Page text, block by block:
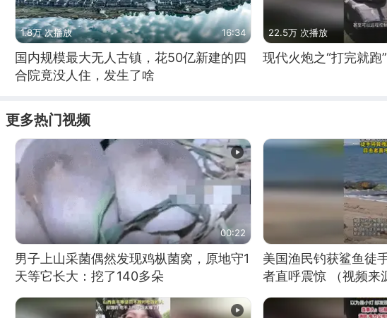
1.8万 次播放 16:34
国内规模最大无人古镇，花50亿新建的四
合院竟没人住，发生了啥
22.5万 次播放
现代火炮之“打完就跑
更多热门视频
00:22
男子上山采菌偶然发现鸡枞菌窝，原地守1
天等它长大：挖了140多朵
美国渔民钓获鲨鱼徒
者直呼震惊 （视频来